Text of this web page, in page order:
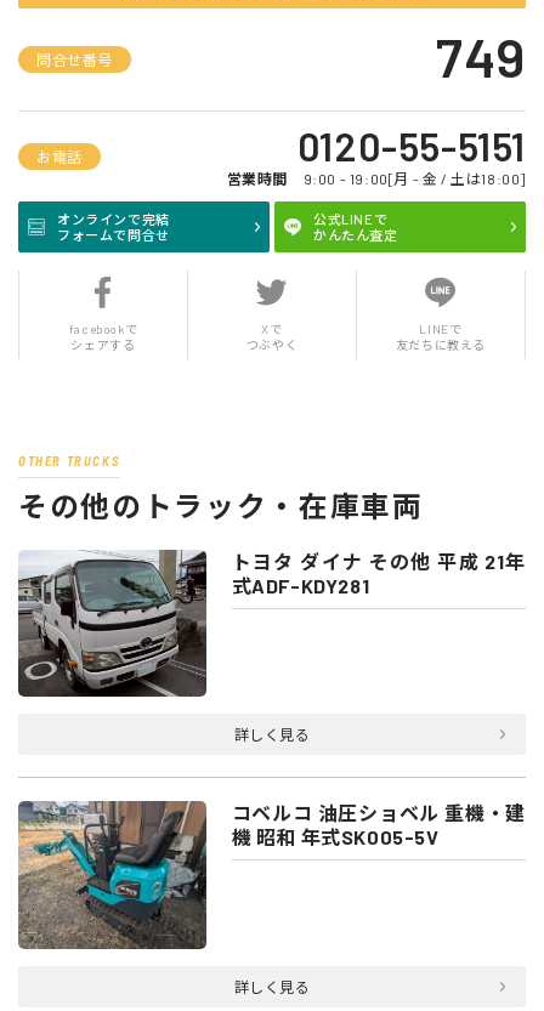
問合せ番号 749
お電話 0120-55-5151
営業時間 9:00 - 19:00[月 - 金 / 土は18:00]
オンラインで完結
フォームで問合せ
公式LINEで
かんたん査定
facebookで
シェアする
Xで
つぶやく
LINEで
友だちに教える
OTHER TRUCKS
その他のトラック・在庫車両
トヨタ ダイナ その他 平成 21年
式ADF-KDY281
詳しく見る
コベルコ 油圧ショベル 重機・建
機 昭和 年式SK005-5V
詳しく見る